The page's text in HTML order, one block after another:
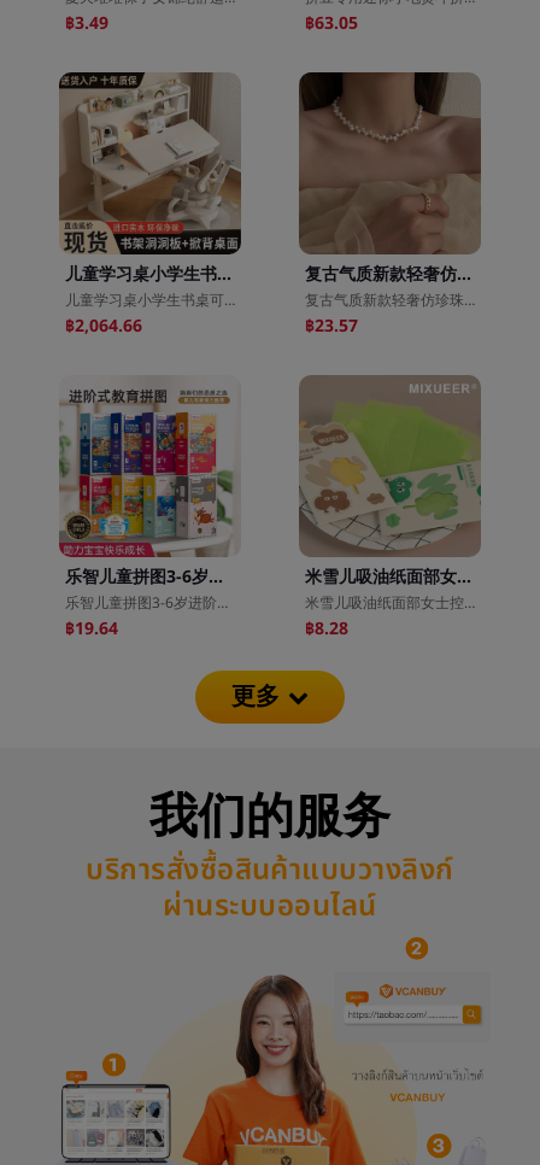
฿3.49 ฿63.05
儿童学习桌小学生书桌可升降手摇实木课桌学生掀背写字桌电脑桌子
儿童学习桌小学生书桌可升降手摇实木课桌学生掀背写字桌电脑桌子
฿2,064.66
复古气质新款轻奢仿珍珠项链女小众高级设计锁骨链百搭春夏脖颈链
复古气质新款轻奢仿珍珠项链女小众高级设计锁骨链百搭春夏脖颈链
฿23.57
乐智儿童拼图3-6岁进阶益智玩具启蒙开发宝宝早教纸质中英文拼图
乐智儿童拼图3-6岁进阶益智玩具启蒙开发宝宝早教纸质中英文拼图
฿19.64
米雪儿吸油纸面部女士控油清洁清爽吸面脸部去油纸竹炭吸油面纸
米雪儿吸油纸面部女士控油清洁清爽吸面脸部去油纸竹炭吸油面纸
฿8.28
更多
我们的服务
บริการสั่งซื้อสินค้าแบบวางลิงก์
ผ่านระบบออนไลน์